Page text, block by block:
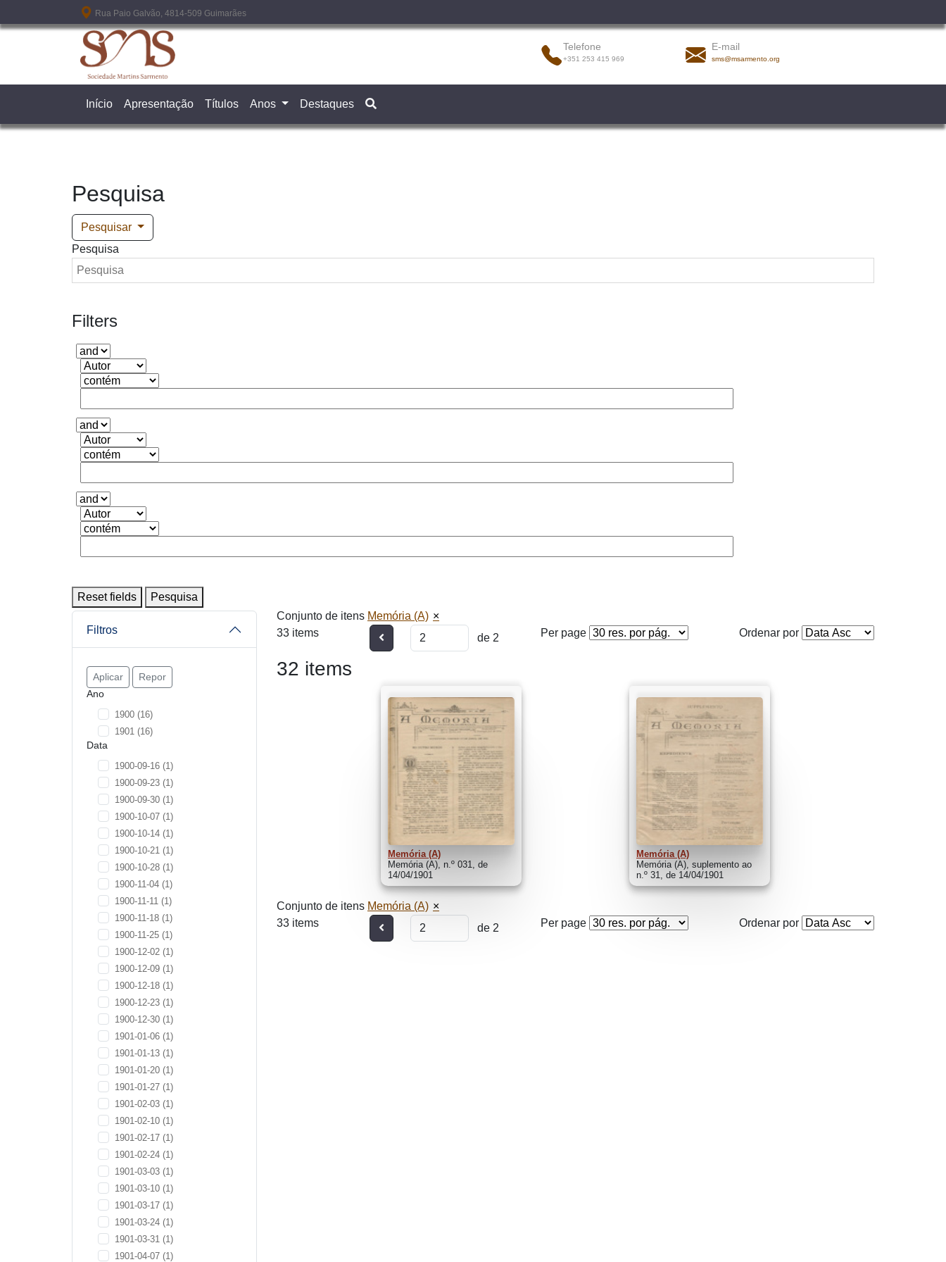
Passar para o conteúdo principalRua Paio Galvão, 4814-509 Guimarães
Telefone
+351 253 415 969
E-mail
sms@msarmento.org
Início Apresentação Títulos Anos Destaques
Pesquisa
Pesquisar
Pesquisa
Filters
Reset fields Pesquisa
Filtros
Aplicar
Repor
Ano
1900 (16)
1901 (16)
Data
1900-09-16 (1)
1900-09-23 (1)
1900-09-30 (1)
1900-10-07 (1)
1900-10-14 (1)
1900-10-21 (1)
1900-10-28 (1)
1900-11-04 (1)
1900-11-11 (1)
1900-11-18 (1)
1900-11-25 (1)
1900-12-02 (1)
1900-12-09 (1)
1900-12-18 (1)
1900-12-23 (1)
1900-12-30 (1)
1901-01-06 (1)
1901-01-13 (1)
1901-01-20 (1)
1901-01-27 (1)
1901-02-03 (1)
1901-02-10 (1)
1901-02-17 (1)
1901-02-24 (1)
1901-03-03 (1)
1901-03-10 (1)
1901-03-17 (1)
1901-03-24 (1)
1901-03-31 (1)
1901-04-07 (1)
Conjunto de itens Memória (A)
33 items
Anterior de 2 Per page Ordenar por
32 items
Memória (A)
Memória (A), n.º 031, de
14/04/1901
Memória (A)
Memória (A), suplemento ao
n.º 31, de 14/04/1901
Conjunto de itens Memória (A)
33 items
Anterior de 2 Per page Ordenar por